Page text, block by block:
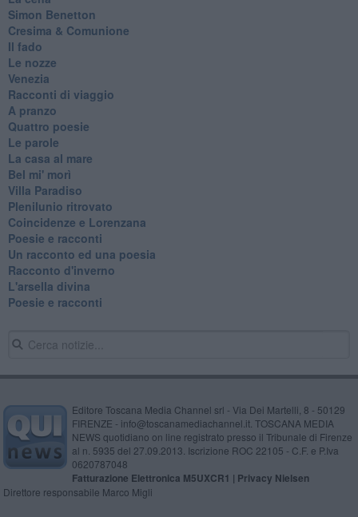
Simon Benetton
Cresima & Comunione
Il fado
Le nozze
Venezia
Racconti di viaggio
A pranzo
Quattro poesie
Le parole
La casa al mare
Bel mi' morì
Villa Paradiso
Plenilunio ritrovato
Coincidenze e Lorenzana
Poesie e racconti
Un racconto ed una poesia
Racconto d'inverno
​L'arsella divina
Poesie e racconti
Editore Toscana Media Channel srl - Via Dei Martelli, 8 - 50129
FIRENZE - info@toscanamediachannel.it. TOSCANA MEDIA
NEWS quotidiano on line registrato presso il Tribunale di Firenze
al n. 5935 del 27.09.2013. Iscrizione ROC 22105 - C.F. e P.Iva
0620787048
Fatturazione Elettronica M5UXCR1 | Privacy Nielsen
Direttore responsabile Marco Migli